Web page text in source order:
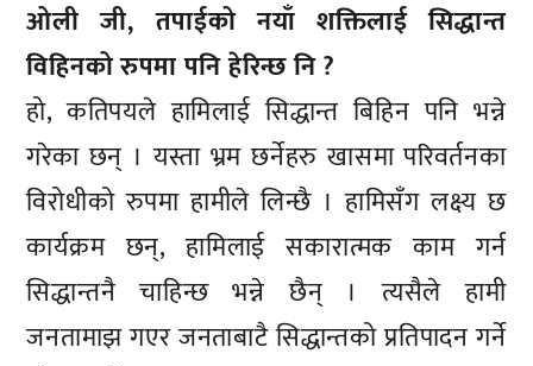
ओली जी, तपाईको नयाँ शक्तिलाई सिद्धान्त
विहिनको रुपमा पनि हेरिन्छ नि ?
हो, कतिपयले हामिलाई सिद्धान्त बिहिन पनि भन्ने
गरेका छन् । यस्ता भ्रम छर्नेहरु खासमा परिवर्तनका
विरोधीको रुपमा हामीले लिन्छै । हामिसँग लक्ष्य छ
कार्यक्रम छन्, हामिलाई सकारात्मक काम गर्न
सिद्धान्तनै चाहिन्छ भन्ने छैन् । त्यसैले हामी
जनतामाझ गएर जनताबाटै सिद्धान्तको प्रतिपादन गर्ने